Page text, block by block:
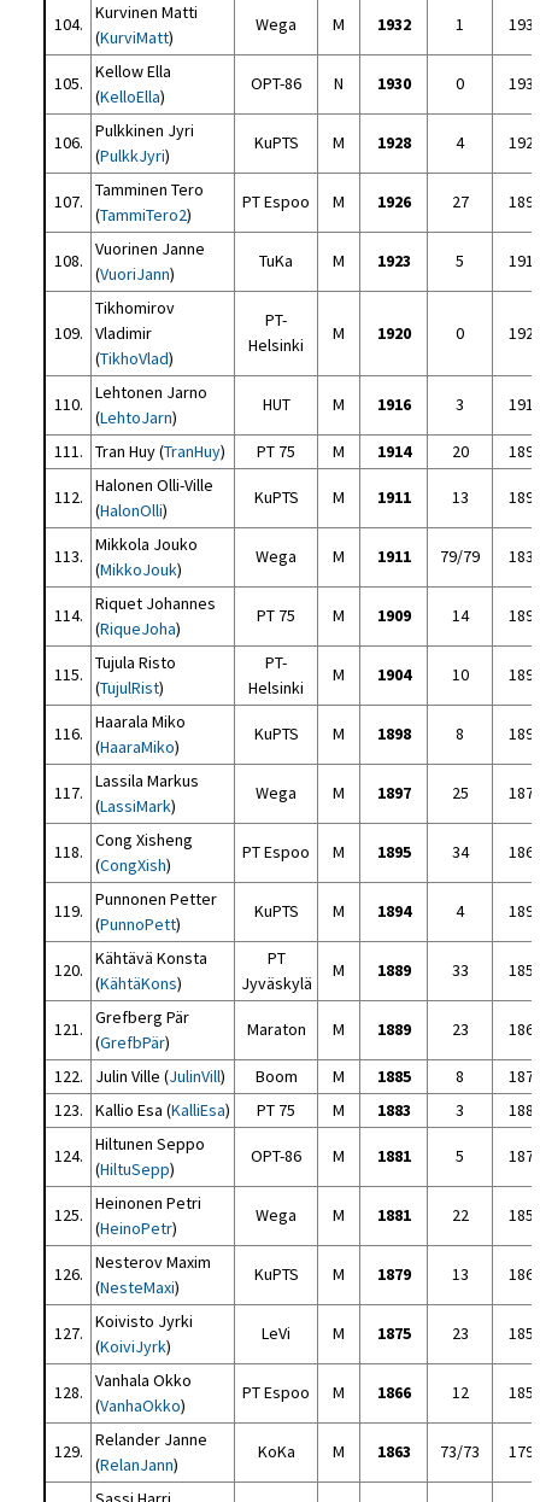
104.
Kurvinen Matti
(KurviMatt)
Wega M 1932 1
105.
Kellow Ella
(KelloElla)
OPT-86 N 1930 0
106.
Pulkkinen Jyri
(PulkkJyri)
KuPTS M 1928 4
107.
Tamminen Tero
(TammiTero2)
PT Espoo M 1926 27
108.
Vuorinen Janne
(VuoriJann)
TuKa M 1923 5
109.
Tikhomirov
Vladimir
(TikhoVlad)
PT-
Helsinki
M 1920 0
110.
Lehtonen Jarno
(LehtoJarn)
HUT M 1916 3
111. Tran Huy (TranHuy) PT 75 M 1914 20
112.
Halonen Olli-Ville
(HalonOlli)
KuPTS M 1911 13
113.
Mikkola Jouko
(MikkoJouk)
Wega M 1911 79/79
114.
Riquet Johannes
(RiqueJoha)
PT 75 M 1909 14
115.
Tujula Risto
(TujulRist)
PT-
Helsinki
M 1904 10
116.
Haarala Miko
(HaaraMiko)
KuPTS M 1898 8
117.
Lassila Markus
(LassiMark)
Wega M 1897 25
118.
Cong Xisheng
(CongXish)
PT Espoo M 1895 34
119.
Punnonen Petter
(PunnoPett)
KuPTS M 1894 4
120.
Kähtävä Konsta
(KähtäKons)
PT
Jyväskylä
M 1889 33
121.
Grefberg Pär
(GrefbPär)
Maraton M 1889 23
122. Julin Ville (JulinVill) Boom M 1885 8
123.
Kallio Esa (KalliEsa) PT 75 M 1883 3
124.
Hiltunen Seppo
(HiltuSepp)
OPT-86 M 1881 5
125.
Heinonen Petri
(HeinoPetr)
Wega M 1881 22
126.
Nesterov Maxim
(NesteMaxi)
KuPTS M 1879 13
127.
Koivisto Jyrki
(KoiviJyrk)
LeVi M 1875 23
128.
Vanhala Okko
(VanhaOkko)
PT Espoo M 1866 12
129.
Relander Janne
(RelanJann)
KoKa M 1863 73/73